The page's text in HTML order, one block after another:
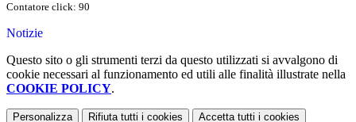
Contatore click: 90
Notizie
Questo sito o gli strumenti terzi da questo utilizzati si avvalgono di
cookie necessari al funzionamento ed utili alle finalità illustrate nella
COOKIE POLICY.
Personalizza Rifiuta tutti i cookies Accetta tutti i cookies